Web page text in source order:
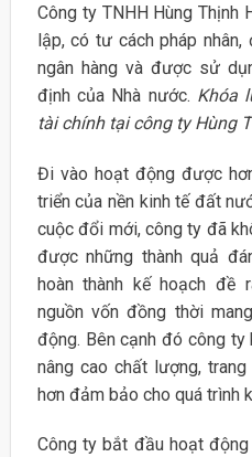
Công ty TNHH Hùng Thịnh
lập, có tư cách pháp
ngân hàng và được sử
định của Nhà nước. Khóa
tài chính tại công ty Hùng
Đi vào hoạt động được
triển của nền kinh tế đất
cuộc đổi mới, công ty đã
được những thành quả
hoàn thành kế hoạch đề
nguồn vốn đồng thời
động. Bên cạnh đó công ty
nâng cao chất lượng,
hơn đảm bảo cho quá trình
Công ty bắt đầu hoạt